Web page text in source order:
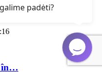
în…
padėti?